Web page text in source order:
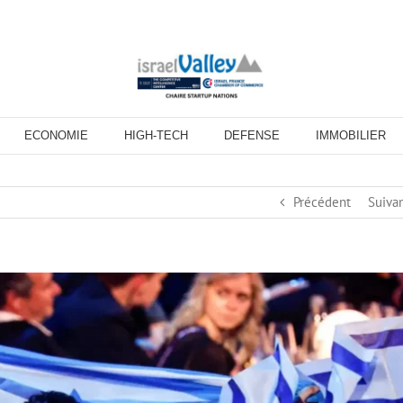
ECONOMIE HIGH-TECH DEFENSE IMMOBILIER
Précédent